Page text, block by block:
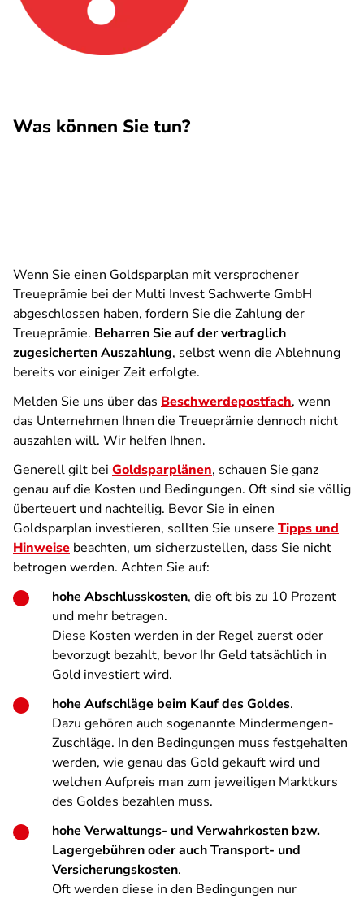
Was können Sie tun?
Wenn Sie einen Goldsparplan mit versprochener
Treueprämie bei der Multi Invest Sachwerte GmbH
abgeschlossen haben, fordern Sie die Zahlung der
Treueprämie. Beharren Sie auf der vertraglich
zugesicherten Auszahlung, selbst wenn die Ablehnung
bereits vor einiger Zeit erfolgte.
Melden Sie uns über das Beschwerdepostfach, wenn
das Unternehmen Ihnen die Treueprämie dennoch nicht
auszahlen will. Wir helfen Ihnen.
Generell gilt bei Goldsparplänen, schauen Sie ganz
genau auf die Kosten und Bedingungen. Oft sind sie völlig
überteuert und nachteilig. Bevor Sie in einen
Goldsparplan investieren, sollten Sie unsere Tipps und
Hinweise beachten, um sicherzustellen, dass Sie nicht
betrogen werden. Achten Sie auf:
hohe Abschlusskosten, die oft bis zu 10 Prozent
und mehr betragen.
Diese Kosten werden in der Regel zuerst oder
bevorzugt bezahlt, bevor Ihr Geld tatsächlich in
Gold investiert wird.
hohe Aufschläge beim Kauf des Goldes.
Dazu gehören auch sogenannte Mindermengen-
Zuschläge. In den Bedingungen muss festgehalten
werden, wie genau das Gold gekauft wird und
welchen Aufpreis man zum jeweiligen Marktkurs
des Goldes bezahlen muss.
hohe Verwaltungs- und Verwahrkosten bzw.
Lagergebühren oder auch Transport- und
Versicherungskosten.
Oft werden diese in den Bedingungen nur